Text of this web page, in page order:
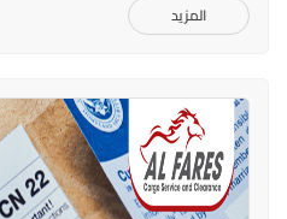
المزيد